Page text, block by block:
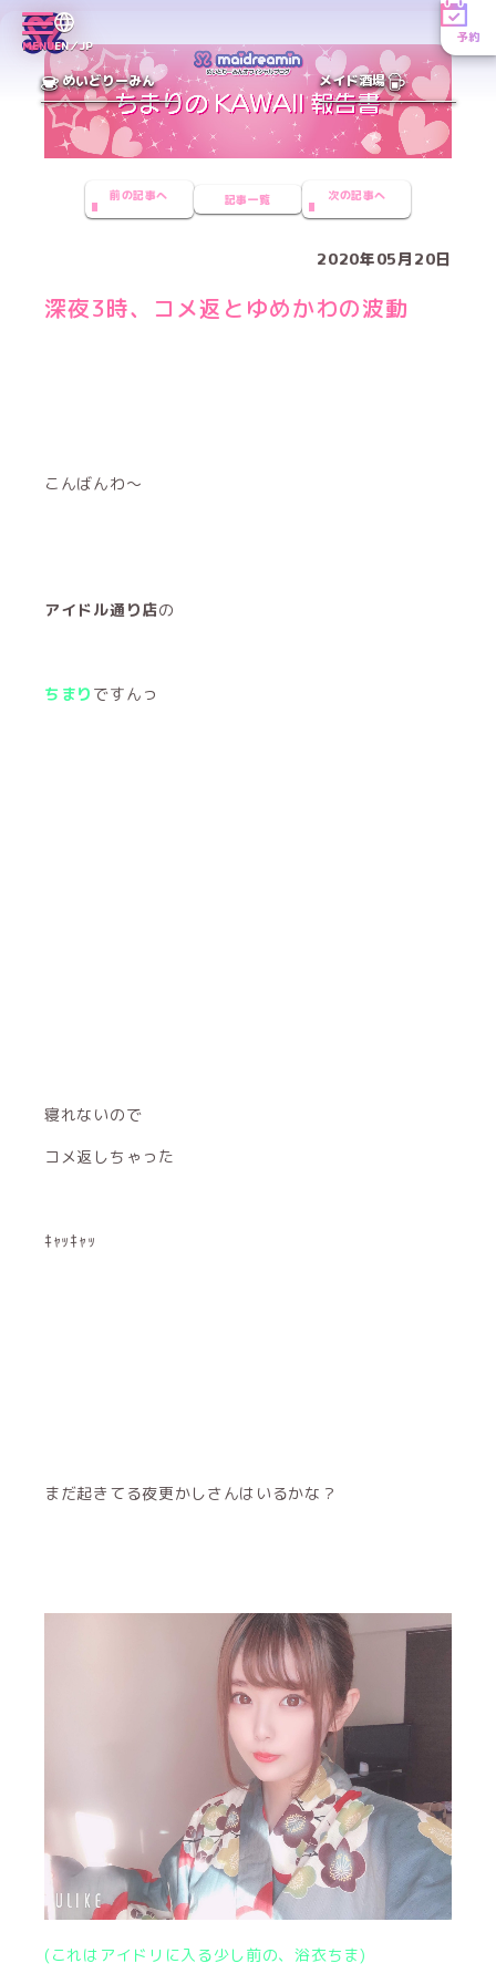
MENUEN／JP
予約
めいどりーみん メイド酒場
前の記事へ 記事一覧 次の記事へ
2020年05月20日
深夜3時、コメ返とゆめかわの波動
こんばんわ〜
アイドル通り店の
ちまり ですんっ
寝れないので
コメ返しちゃった
ｷｬｯｷｬｯ
まだ起きてる夜更かしさんはいるかな？
(これはアイドリに入る少し前の、浴衣ちま)